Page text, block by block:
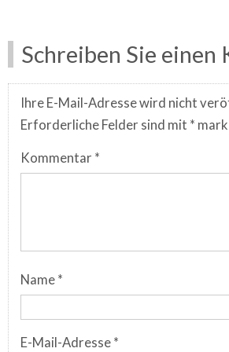
Schreiben Sie einen
Ihre E-Mail-Adresse wird nicht
Erforderliche Felder sind mit *
Kommentar *
Name *
E-Mail-Adresse *